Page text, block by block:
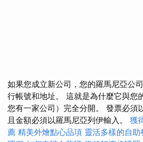
如果您成立新公司，您的羅馬尼亞公
行帳號和地址。 這就是為什麼它與您
您有一家公司）完全分開。 發票必須
且金額必須以羅馬尼亞列伊輸入。 獲
薦 精美外燴點心品項 靈活多樣的自助